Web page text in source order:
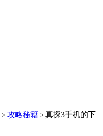
> 攻略秘籍 > 真探3手机的下